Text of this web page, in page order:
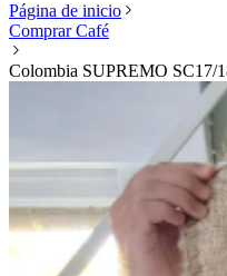
Página de inicio
Comprar Café
Colombia SUPREMO SC17/